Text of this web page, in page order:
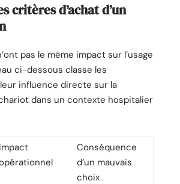
critères d’achat d’un
pas le même impact sur l’usage
ci-dessous classe les
influence directe sur la
dans un contexte hospitalier
Impact
Conséquence
d’un mauvais
choix